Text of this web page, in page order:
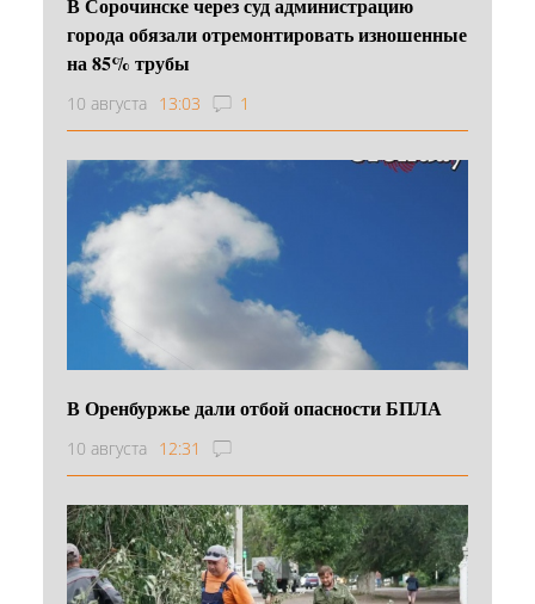
города обязали отремонтировать изношенные
на 85% трубы
10 августа 13:03 1
В Оренбуржье дали отбой опасности БПЛА
10 августа 12:31